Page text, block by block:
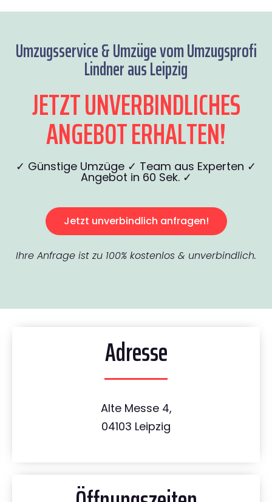
Umzugsservice & Umzüge vom Umzugsprofi
Lindner aus Leipzig
JETZT UNVERBINDLICHES
ANGEBOT ERHALTEN!
✓ Günstige Umzüge ✓ Team aus Experten ✓
Angebot in 60 Sek. ✓
Jetzt unverbindlich anfragen!
Ihre Anfrage ist zu 100% kostenlos & unverbindlich.
Adresse
Alte Messe 4,
04103 Leipzig